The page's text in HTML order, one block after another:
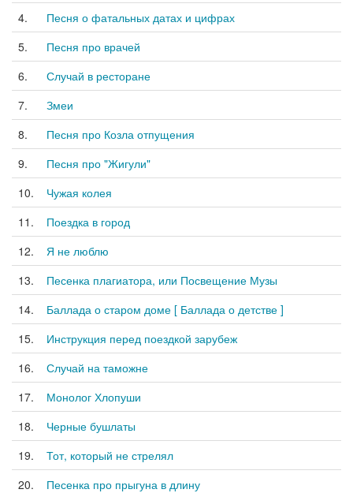
4.
Песня о фатальных датах и цифрах
5.
Песня про врачей
6.
Случай в ресторане
7.
Змеи
8.
Песня про Козла отпущения
9.
Песня про "Жигули"
10.
Чужая колея
11.
Поездка в город
12.
Я не люблю
13.
Песенка плагиатора, или Посвещение Музы
14.
Баллада о старом доме [ Баллада о детстве ]
15.
Инструкция перед поездкой зарубеж
16.
Случай на таможне
17.
Монолог Хлопуши
18.
Черные бушлаты
19.
Тот, который не стрелял
20.
Песенка про прыгуна в длину